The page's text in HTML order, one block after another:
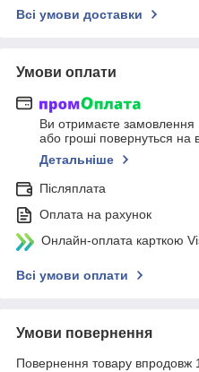
Всі умови доставки
Умови оплати
Ви отримаєте замовлення
або гроші повернуться на
Детальніше
Післяплата
Оплата на рахунок
Онлайн-оплата карткою
Всі умови оплати
Умови повернення
Повернення товару впродовж